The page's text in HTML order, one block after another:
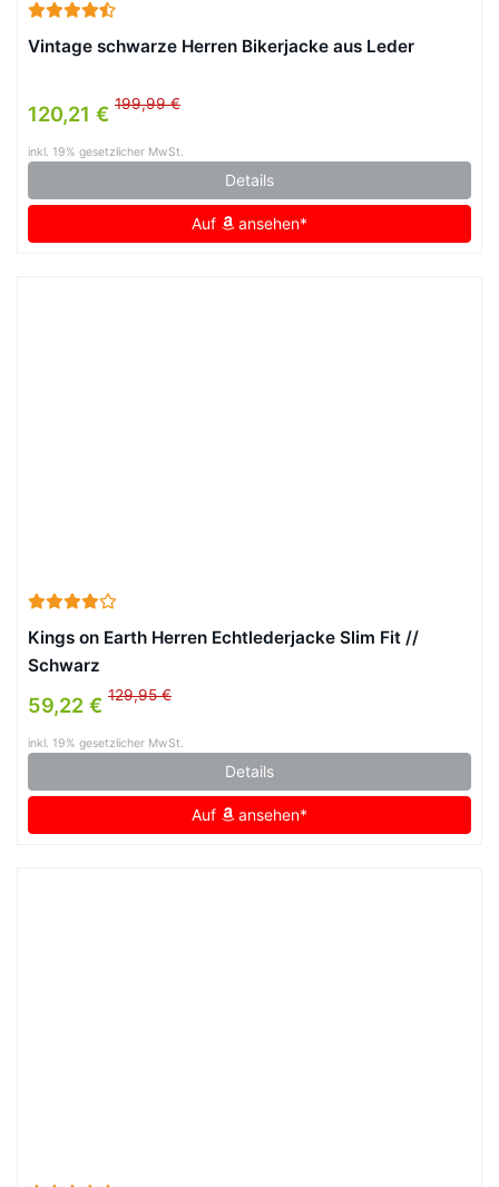
Vintage schwarze Herren Bikerjacke aus Leder
120,21 € 199,99 €
inkl. 19% gesetzlicher MwSt.
Details
Auf ansehen*
Kings on Earth Herren Echtlederjacke Slim Fit //
Schwarz
59,22 € 129,95 €
inkl. 19% gesetzlicher MwSt.
Details
Auf ansehen*